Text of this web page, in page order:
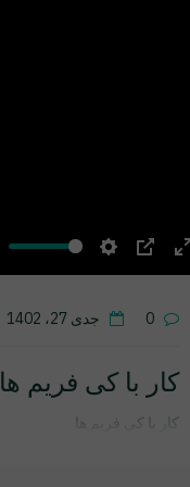
0 جدی 27، 1402
کار با کی فریم ها
کار با کی فریم ها